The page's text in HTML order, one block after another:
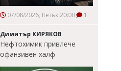
07/08/2026, Петък 20:00 1
Димитър КИРЯКОВ
Нефтохимик привлече
офанзивен халф